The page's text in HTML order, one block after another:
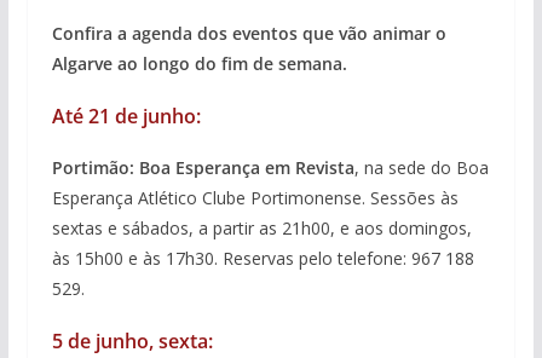
Confira a agenda dos eventos que vão animar o
Algarve ao longo do fim de semana.
Até 21 de junho:
Portimão: Boa Esperança em Revista, na sede do Boa
Esperança Atlético Clube Portimonense. Sessões às
sextas e sábados, a partir as 21h00, e aos domingos,
às 15h00 e às 17h30. Reservas pelo telefone: 967 188
529.
5 de junho, sexta: